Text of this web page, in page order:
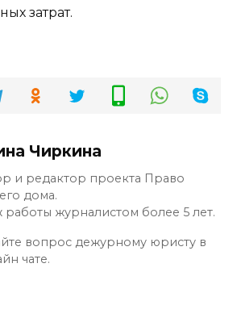
затрат.
Чиркина
и редактор проекта Право
дома.
работы журналистом более 5 лет.
вопрос дежурному юристу в
чате.